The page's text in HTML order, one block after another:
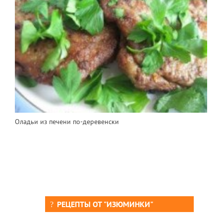
Оладьи из печени по-деревенски
РЕЦЕПТЫ ОТ "ИЗЮМИНКИ"